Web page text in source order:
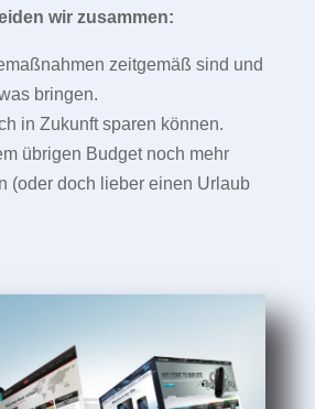
wir zusammen:
zeitgemäß sind und
bringen.
in Zukunft sparen können.
übrigen Budget noch mehr
(oder doch lieber einen Urlaub